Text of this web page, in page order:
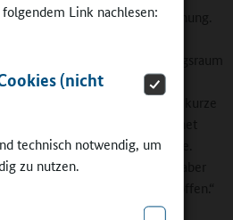
Link nachlesen:
(nicht
technisch notwendig, um
zu nutzen.
die Jahrgangsteams Rechnung.
mit Klassen- und
und ein Besprechungsraum
der Planung des Neubaus
und Beziehung, ermöglicht kurze
gemeinsamer Materialien, öffnet
Kommunikationskanäle.
fest: „Nicht erst seit Corona, aber
die Türen auch im Unterricht offen.“